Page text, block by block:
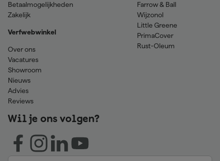
Betaalmogelijkheden
Zakelijk
Verfwebwinkel
Over ons
Vacatures
Showroom
Nieuws
Advies
Reviews
Farrow & Ball
Wijzonol
Little Greene
PrimaCover
Rust-Oleum
Wil je ons volgen?